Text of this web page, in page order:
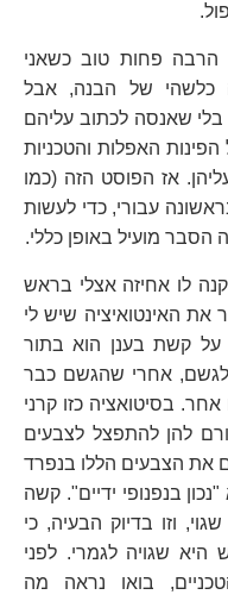
הרבה פחות טוב כשאני
כלשהי של הבנה, אבל
בלי שאנסה לכתוב עליהם
האפלות והטכניות
אז הפוסט הזה (כמו
עבורי, כדי לעשות
הסבר מועיל באופן כללי.
לו אחיזה אצלי בראש
את האינטואיציה שיש לי
על קשת בענן הוא בתור
אחרי שהגשם כבר
בסיטואציה כזו קרני
להן להתפצל לצבעים
את הצבעים הללו בנפרד
בנפנופי ידיים". קשה
וזו בדיוק הבעיה, כי
היא שגויה לגמרי. לפני
בואו נראה מה